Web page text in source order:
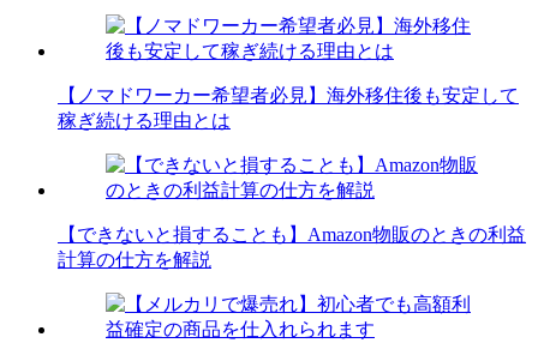
【ノマドワーカー希望者必見】海外移住後も安定して
稼ぎ続ける理由とは
【できないと損することも】Amazon物販のときの利益
計算の仕方を解説